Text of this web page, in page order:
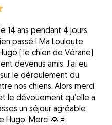
14 ans pendant 4 jours
passé ! Ma Louloute
( le chien de Vérane)
devenus amis. J’ai eu
le déroulement du
nos chiens. Alors merci
le dévouement qu’elle a
un séjour agréable
Hugo. Merci 🙏🏻